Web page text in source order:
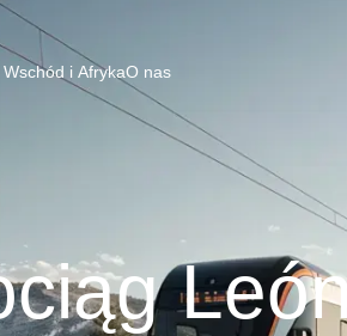
Wschód i AfrykaO nas